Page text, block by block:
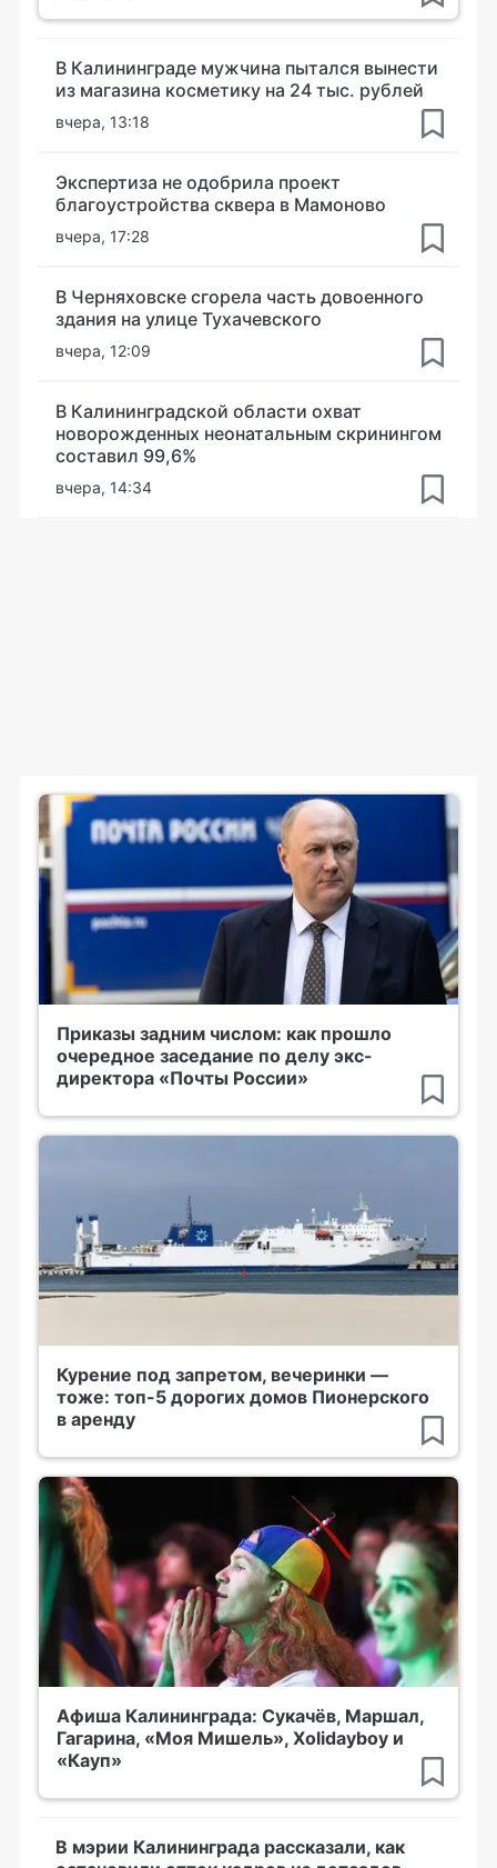
В Калининграде мужчина пытался вынести
из магазина косметику на 24 тыс. рублей
вчера, 13:18
Экспертиза не одобрила проект
благоустройства сквера в Мамоново
вчера, 17:28
В Черняховске сгорела часть довоенного
здания на улице Тухачевского
вчера, 12:09
В Калининградской области охват
новорожденных неонатальным скринингом
составил 99,6%
вчера, 14:34
Приказы задним числом: как прошло
очередное заседание по делу экс-
директора «Почты России»
Курение под запретом, вечеринки —
тоже: топ-5 дорогих домов Пионерского
в аренду
Афиша Калининграда: Сукачёв, Маршал,
Гагарина, «Моя Мишель», Xolidayboy и
«Кауп»
В мэрии Калининграда рассказали, как